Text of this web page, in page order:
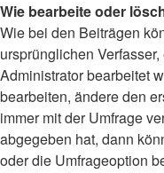
Wie bearbeite oder
Wie bei den Beiträgen
ursprünglichen
Administrator bearbeitet
bearbeiten, ändere den
immer mit der Umfrage
abgegeben hat, dann
oder die Umfrageoption